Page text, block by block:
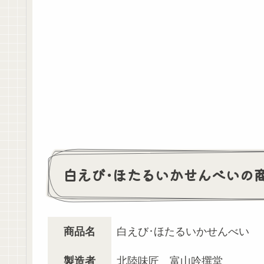
白えび･ほたるいかせんべいの
商品名 白えび･ほたるいかせんべい
製造者 北陸味匠 富山吟撰堂